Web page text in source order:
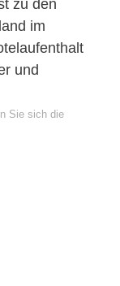
zu den
im
und
Sie sich die